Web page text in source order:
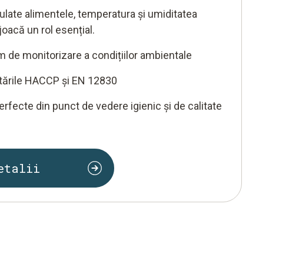
alimentele, temperatura și umiditatea
un rol esențial.
de monitorizare a condițiilor ambientale
HACCP și EN 12830
din punct de vedere igienic și de calitate